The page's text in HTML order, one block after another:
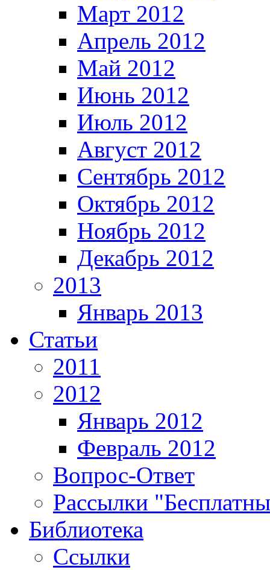
Март 2012
Апрель 2012
Май 2012
Июнь 2012
Июль 2012
Август 2012
Сентябрь 2012
Октябрь 2012
Ноябрь 2012
Декабрь 2012
2013
Январь 2013
Статьи
2011
2012
Январь 2012
Февраль 2012
Вопрос-Ответ
Рассылки
Библиотека
Ссылки